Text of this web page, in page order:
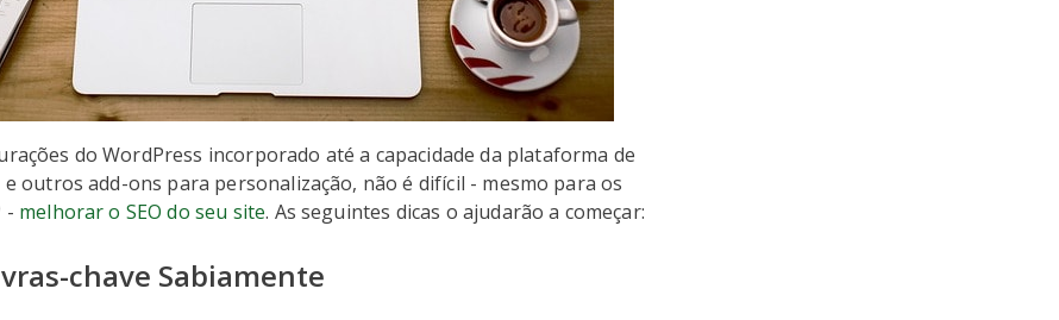
do WordPress incorporado até a capacidade da plataforma de
outros add-ons para personalização, não é difícil - mesmo para os
- melhorar o SEO do seu site. As seguintes dicas o ajudarão a começar:
chave Sabiamente